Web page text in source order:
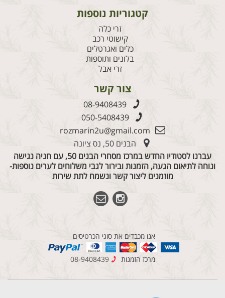
קטגוריות נוספות
זרי כלה
קישוטי רכב
כלים ואגרטלים
בלונים ותוספות
זרי אבל
צור קשר
08-9408439
050-5408439
rozmarin2u@gmail.com
הבנים 50, נס ציונה
עברנו לסטודיו החדש במרכז מסחרי הבנים 50, עם חניה נגישה
ונוחה לתיאום הגעה, הזמנות ובירור לגבי משלוחים לערים נוספות-
מוזמנים ליצור קשר ונשמח לתת שירות
אנו מכבדים את סוגי הכרטיסים
מרכז הזמנות 08-9408439